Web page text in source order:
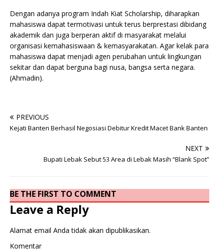
Dengan adanya program Indah Kiat Scholarship, diharapkan
mahasiswa dapat termotivasi untuk terus berprestasi dibidang
akademik dan juga berperan aktif di masyarakat melalui
organisasi kemahasiswaan & kemasyarakatan. Agar kelak para
mahasiswa dapat menjadi agen perubahan untuk lingkungan
sekitar dan dapat berguna bagi nusa, bangsa serta negara.
(Ahmadin).
PREVIOUS
Kejati Banten Berhasil Negosiasi Debitur Kredit Macet Bank Banten
NEXT
Bupati Lebak Sebut 53 Area di Lebak Masih “Blank Spot”
BE THE FIRST TO COMMENT
Leave a Reply
Alamat email Anda tidak akan dipublikasikan.
Komentar